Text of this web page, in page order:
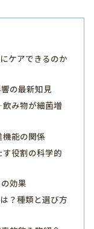
ケアできるのか
の最新知見
み物が細菌増
能の関係
役割の科学的
効果
？種類と選び方